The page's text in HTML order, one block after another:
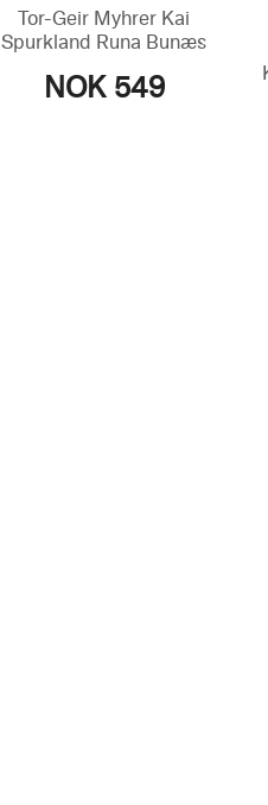
Tor-Geir Myhrer Kai
Spurkland Runa Bunæs
NOK 549